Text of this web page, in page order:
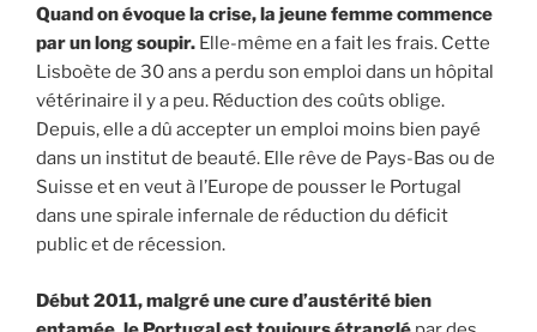
Quand on évoque la crise, la jeune femme commence
par un long soupir. Elle-même en a fait les frais. Cette
Lisboète de 30 ans a perdu son emploi dans un hôpital
vétérinaire il y a peu. Réduction des coûts oblige.
Depuis, elle a dû accepter un emploi moins bien payé
dans un institut de beauté. Elle rêve de Pays-Bas ou de
Suisse et en veut à l’Europe de pousser le Portugal
dans une spirale infernale de réduction du déficit
public et de récession.
Début 2011, malgré une cure d’austérité bien